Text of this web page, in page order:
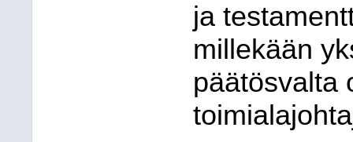
ja
millekään
päätösvalta